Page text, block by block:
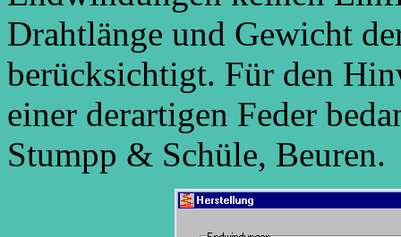
Drahtlänge und Gewicht
berücksichtigt. Für den
einer derartigen Feder
Stumpp & Schüle, Beuren.